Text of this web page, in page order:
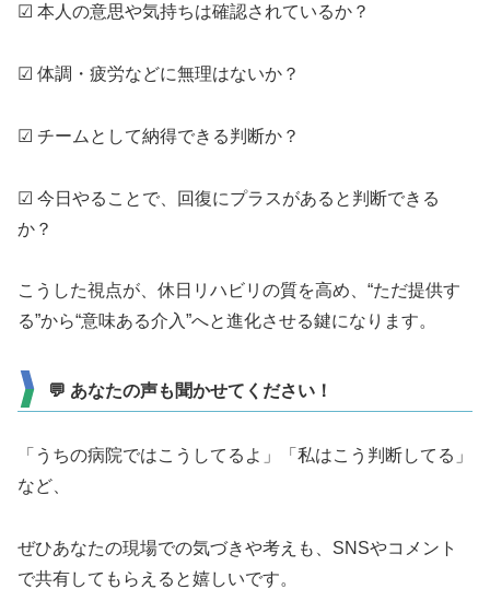
☑ 本人の意思や気持ちは確認されているか？
☑ 体調・疲労などに無理はないか？
☑ チームとして納得できる判断か？
☑ 今日やることで、回復にプラスがあると判断できる
か？
こうした視点が、休日リハビリの質を高め、“ただ提供す
る”から“意味ある介入”へと進化させる鍵になります。
💬 あなたの声も聞かせてください！
「うちの病院ではこうしてるよ」「私はこう判断してる」
など、
ぜひあなたの現場での気づきや考えも、SNSやコメント
で共有してもらえると嬉しいです。